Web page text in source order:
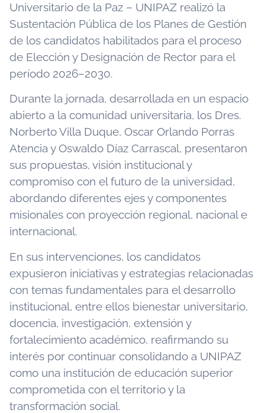
Universitario de la Paz – UNIPAZ realizó la
Sustentación Pública de los Planes de Gestión
de los candidatos habilitados para el proceso
de Elección y Designación de Rector para el
período 2026–2030.
Durante la jornada, desarrollada en un espacio
abierto a la comunidad universitaria, los Dres.
Norberto Villa Duque, Oscar Orlando Porras
Atencia y Oswaldo Díaz Carrascal, presentaron
sus propuestas, visión institucional y
compromiso con el futuro de la universidad,
abordando diferentes ejes y componentes
misionales con proyección regional, nacional e
internacional.
En sus intervenciones, los candidatos
expusieron iniciativas y estrategias relacionadas
con temas fundamentales para el desarrollo
institucional, entre ellos bienestar universitario,
docencia, investigación, extensión y
fortalecimiento académico, reafirmando su
interés por continuar consolidando a UNIPAZ
como una institución de educación superior
comprometida con el territorio y la
transformación social.